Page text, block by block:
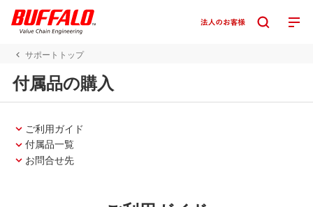
サポートトップ
付属品の購入
ご利用ガイド
付属品一覧
お問合せ先